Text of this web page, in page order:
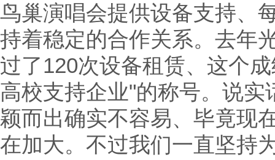
鸟巢演唱会提供设备支持、
持着稳定的合作关系。去年
过了120次设备租赁、这个
高校支持企业"的称号。说
颖而出确实不容易、毕竟现
在加大。不过我们一直坚持